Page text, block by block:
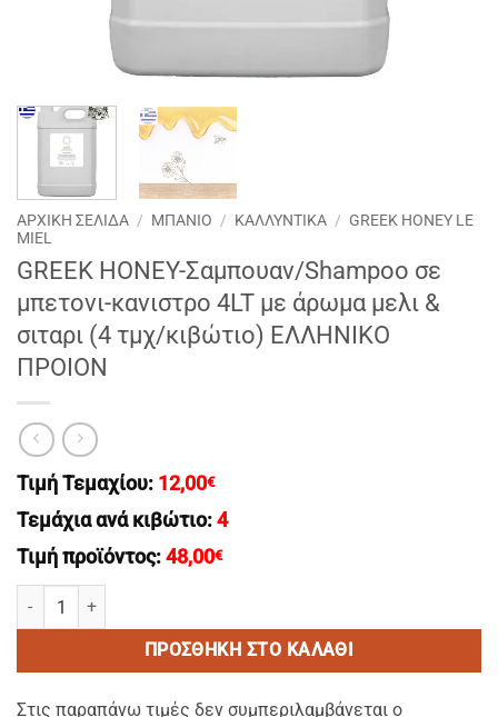
ΑΡΧΙΚΉ ΣΕΛΊΔΑ / ΜΠΑΝΙΟ / ΚΑΛΛΥΝΤΙΚΑ / GREEK HONEY LE
MIEL
GREEK HONEY-Σαμπουαν/Shampoo σε
μπετονι-κανιστρο 4LT με άρωμα μελι &
σιταρι (4 τμχ/κιβώτιο) EΛΛΗΝΙΚΟ
ΠΡΟΙΟΝ
Τιμή Τεμαχίου: 12,00€
Τεμάχια ανά κιβώτιο: 4
Τιμή προϊόντος: 48,00€
GREEK HONEY-Σαμπουαν/Shampoo σε μπετονι-κανιστρο 4LT
ΠΡΟΣΘΉΚΗ ΣΤΟ ΚΑΛΆΘΙ
Στις παραπάνω τιμές δεν συμπεριλαμβάνεται ο